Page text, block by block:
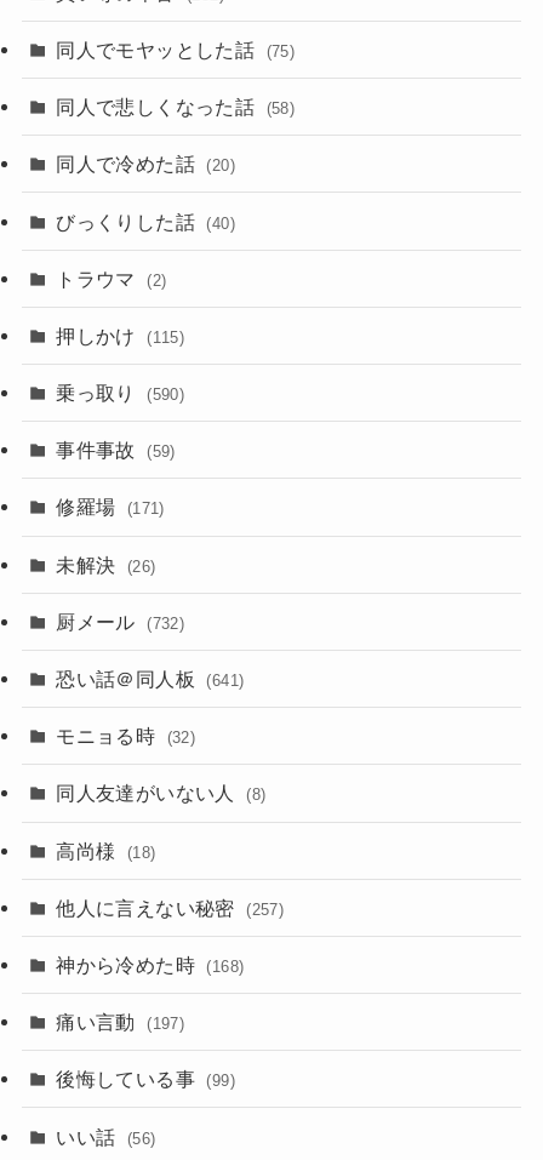
同人でモヤッとした話 (75)
同人で悲しくなった話 (58)
同人で冷めた話 (20)
びっくりした話 (40)
トラウマ (2)
押しかけ (115)
乗っ取り (590)
事件事故 (59)
修羅場 (171)
未解決 (26)
厨メール (732)
恐い話＠同人板 (641)
モニョる時 (32)
同人友達がいない人 (8)
高尚様 (18)
他人に言えない秘密 (257)
神から冷めた時 (168)
痛い言動 (197)
後悔している事 (99)
いい話 (56)